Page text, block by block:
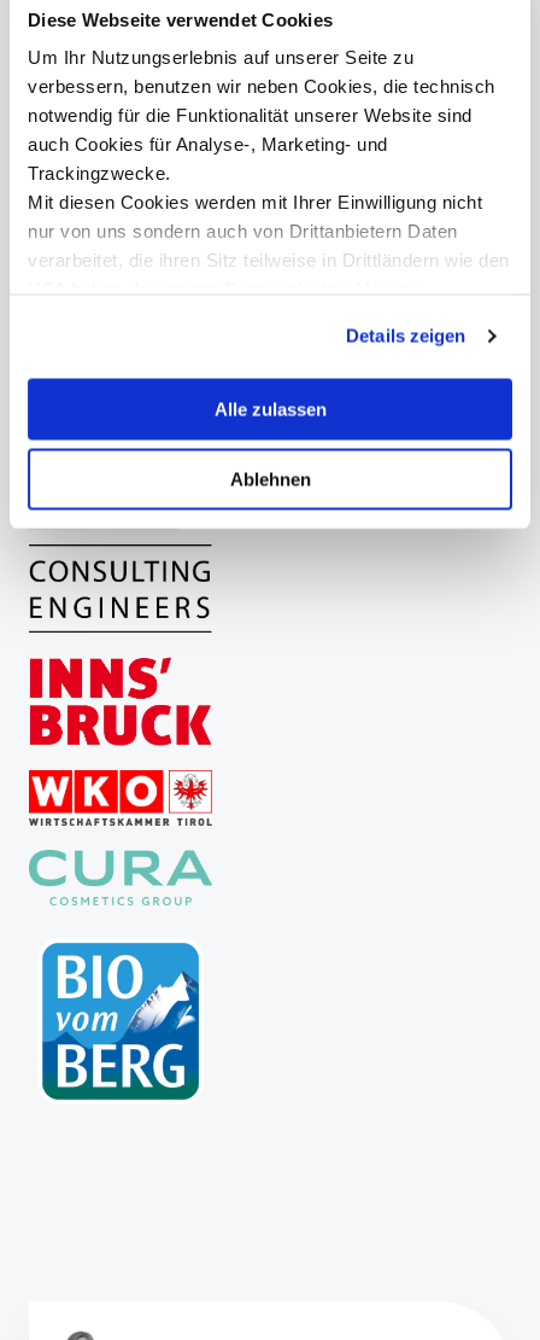
Diese Webseite verwendet Cookies
Um Ihr Nutzungserlebnis auf unserer Seite zu
verbessern, benutzen wir neben Cookies, die technisch
notwendig für die Funktionalität unserer Website sind
auch Cookies für Analyse-, Marketing- und
Trackingzwecke.
Mit diesen Cookies werden mit Ihrer Einwilligung nicht
nur von uns sondern auch von Drittanbietern Daten
verarbeitet, die ihren Sitz teilweise in Drittländern wie den
erklären Ihnen genau, was eine Datenübermittlung in die
USA bedeuten kann.
Details zeigen
Alle zulassen
Ablehnen
Download Download Download Download Download
Download
©MCI/Geisler